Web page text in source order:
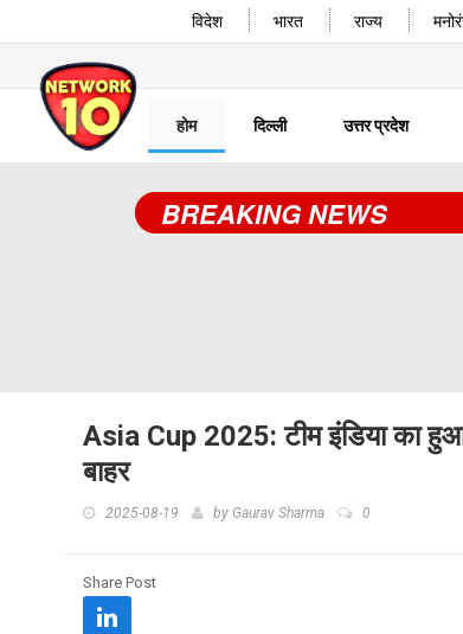
विदेश भारत राज्य
होम दिल्ली उत्तर प्रदेश
BREAKING NEWS
Asia Cup 2025: टीम इंडिया का
बाहर
2025-08-19 by Gaurav Sharma 0
Share Post